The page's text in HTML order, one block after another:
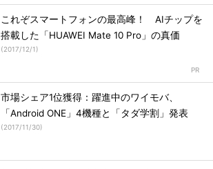
これぞスマートフォンの最高峰！ AIチップを
搭載した「HUAWEI Mate 10 Pro」の真価
(2017/12/1)
市場シェア1位獲得：躍進中のワイモバ、
「Android ONE」4機種と「タダ学割」発表
(2017/11/30)